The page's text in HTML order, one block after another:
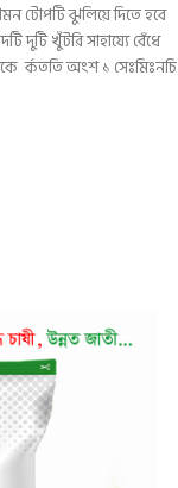
টোপটি ঝুলিয়ে দিতে হবে
খুঁটরি সাহায্যে বেঁধে
র্কততি অংশ ১ সেঃমিঃনচি